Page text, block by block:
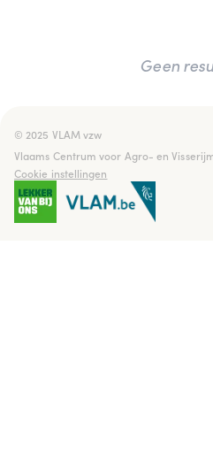
Geen
© 2025 VLAM vzw
Vlaams Centrum voor Agro- en
Cookie instellingen